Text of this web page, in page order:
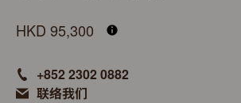
HKD 95,300
+852 2302 0882
联络我们